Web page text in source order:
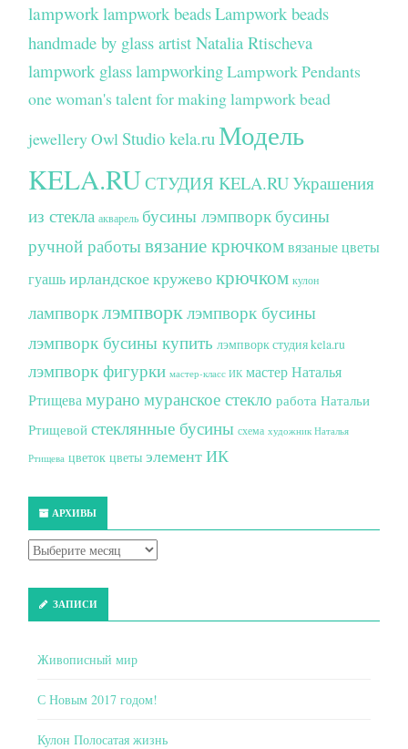
lampwork lampwork beadsLampwork beads
handmade by glass artist Natalia Rtischeva
lampwork glasslampworkingLampwork Pendants
one woman's talent for making lampwork bead
jewelleryOwl Studio kela.ru Модель
KELA.RUСТУДИЯ KELA.RUУкрашения
из стекла акварель бусины лэмпворк бусины
ручной работывязание крючкомвязаные цветы
гуашьирландское кружевокрючком кулон
лампворклэмпворк лэмпворк бусины
лэмпворк бусины купить лэмпворк студия kela.ru
лэмпворк фигурки мастер-класс ИК мастер Наталья
Ртищевамурано муранское стекло работа Натальи
Ртищевой стеклянные бусины схема художник Наталья
Ртищева цветок цветы элемент ИК
АРХИВЫ
ЗАПИСИ
Живописный мир
С Новым 2017 годом!
Кулон Полосатая жизнь